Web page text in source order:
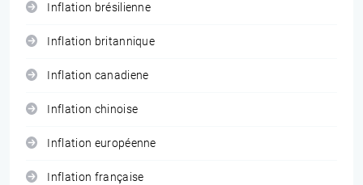
Inflation brésilienne
Inflation britannique
Inflation canadiene
Inflation chinoise
Inflation européenne
Inflation française